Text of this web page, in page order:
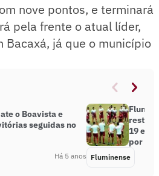
nove pontos, e terminará
pela frente o atual líder,
Bacaxá, já que o município
o Boavista e
seguidas no
Há 5 anos
19 e
por
Fluminense